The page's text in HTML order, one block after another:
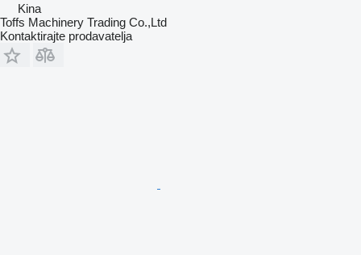
Kina
Toffs Machinery Trading Co.,Ltd
Kontaktirajte prodavatelja